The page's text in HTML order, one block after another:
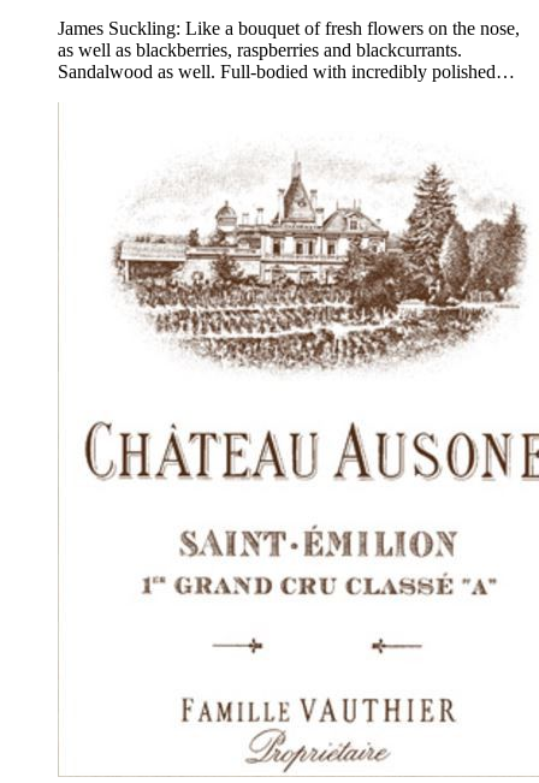
James Suckling: Like a bouquet of fresh flowers on the nose,
as well as blackberries, raspberries and blackcurrants.
Sandalwood as well. Full-bodied with incredibly polished…